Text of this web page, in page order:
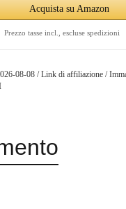
Acquista su Amazon
Prezzo tasse incl., escluse spedizioni
08-08 / Link di affiliazione /